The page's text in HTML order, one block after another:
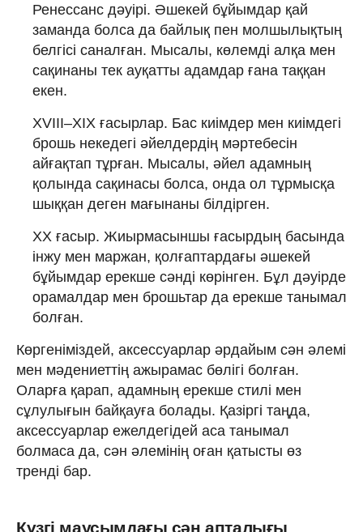
Ренессанс дәуірі. Әшекей бұйымдар қай
заманда болса да байлық пен молшылықтың
белгісі саналған. Мысалы, көлемді алқа мен
сақинаны тек ауқатты адамдар ғана таққан
екен.
XVIII–XIX ғасырлар. Бас киімдер мен киімдегі
брошь некедегі әйелдердің мәртебесін
айғақтап тұрған. Мысалы, әйел адамның
қолында сақинасы болса, онда ол тұрмысқа
шыққан деген мағынаны білдірген.
XX ғасыр. Жиырмасыншы ғасырдың басында
інжу мен маржан, қолғаптардағы әшекей
бұйымдар ерекше сәнді көрінген. Бұл дәуірде
орамалдар мен брошьтар да ерекше танымал
болған.
Көргеніміздей, аксессуарлар әрдайым сән әлемі
мен мәдениеттің ажырамас бөлігі болған.
Оларға қарап, адамның ерекше стилі мен
сұлулығын байқауға болады. Қазіргі таңда,
аксессуарлар ежелдегідей аса танымал
болмаса да, сән әлемінің оған қатысты өз
тренді бар.
Күзгі маусымдағы сән апталығы